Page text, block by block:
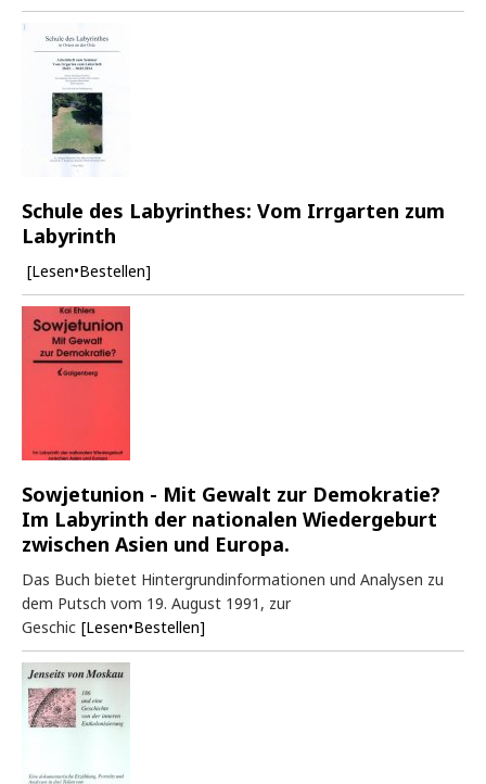
Schule des Labyrinthes: Vom Irrgarten zum
Labyrinth
[Lesen•Bestellen]
Sowjetunion - Mit Gewalt zur Demokratie?
Im Labyrinth der nationalen Wiedergeburt
zwischen Asien und Europa.
Das Buch bietet Hintergrundinformationen und Analysen zu
dem Putsch vom 19. August 1991, zur
Geschic [Lesen•Bestellen]